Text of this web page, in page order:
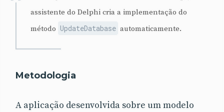
assistente do Delphi cria a implementação do
método UpdateDatabase automaticamente.
Metodologia
A aplicação desenvolvida sobre um modelo